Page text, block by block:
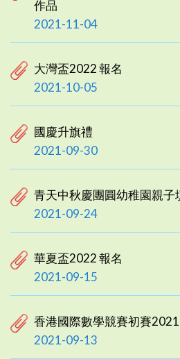
作品
2021-11-04
大灣盃2022 報名
2021-10-05
國慶升旗禮
2021-09-30
青天中秋慶團圓幼稚園親子
2021-09-24
華夏盃2022 報名
2021-09-15
香港國際數學競賽初賽
2021-09-13